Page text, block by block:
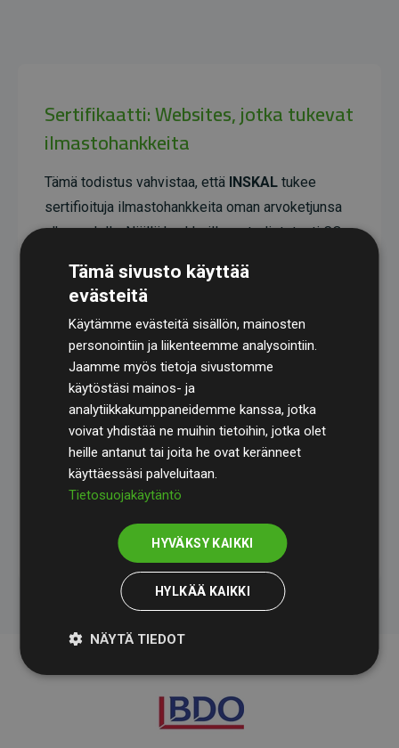
Sertifikaatti: Websites, jotka tukevat
ilmastohankkeita
Tämä todistus vahvistaa, että INSKAL tukee
sertifioituja ilmastohankkeita oman arvoketjunsa
ulkopuolella. Näillä hankkeilla on todistetusti CO₂-
vastaa kaksinkertaista määrää verkkosivuston
arvioituihin päästöihin verrattuna.
Kaikki hankkeet ovatGold Standardin
sertifioimia, mikä takaa korkean laadun, todellisen
ilmastovaikutuksen ja täyden läpinäkyvyyden. Lue
lisää yksittäisistä hankkeistatäältä.
Websites, jotka tukevat ilmastohankkeita aloite
Tämä sivusto käyttää
evästeitä
Käytämme evästeitä sisällön, mainosten
personointiin ja liikenteemme analysointiin.
Jaamme myös tietoja sivustomme
käytöstäsi mainos- ja
analytiikkakumppaneidemme kanssa, jotka
voivat yhdistää ne muihin tietoihin, jotka olet
heille antanut tai joita he ovat keränneet
käyttäessäsi palveluitaan.
Tietosuojakäytäntö
HYVÄKSY KAIKKI
HYLKÄÄ KAIKKI
NÄYTÄ TIEDOT